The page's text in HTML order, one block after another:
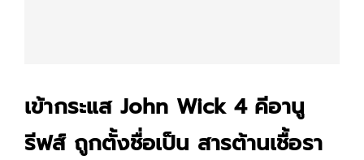
เข้ากระแส John Wick 4 คีอานู
รีฟส์ ถูกตั้งชื่อเป็น สารต้านเชื้อรา